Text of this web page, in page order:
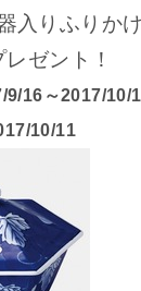
入りふりかけ
ゼント！
16～2017/10/
10/11